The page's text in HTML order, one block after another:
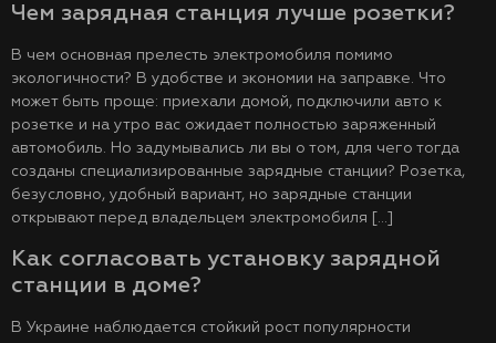
Чем зарядная станция лучше розетки?
В чем основная прелесть электромобиля помимо
экологичности? В удобстве и экономии на заправке. Что
может быть проще: приехали домой, подключили авто к
розетке и на утро вас ожидает полностью заряженный
автомобиль. Но задумывались ли вы о том, для чего тогда
созданы специализированные зарядные станции? Розетка,
безусловно, удобный вариант, но зарядные станции
открывают перед владельцем электромобиля […]
Как согласовать установку зарядной
станции в доме?
В Украине наблюдается стойкий рост популярности